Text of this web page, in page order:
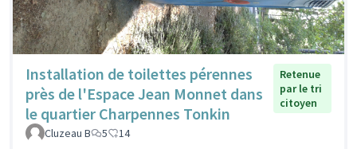
Installation de toilettes pérennes
près de l'Espace Jean Monnet dans
le quartier Charpennes Tonkin
Retenue
par le tri
citoyen
Cluzeau B 5 14